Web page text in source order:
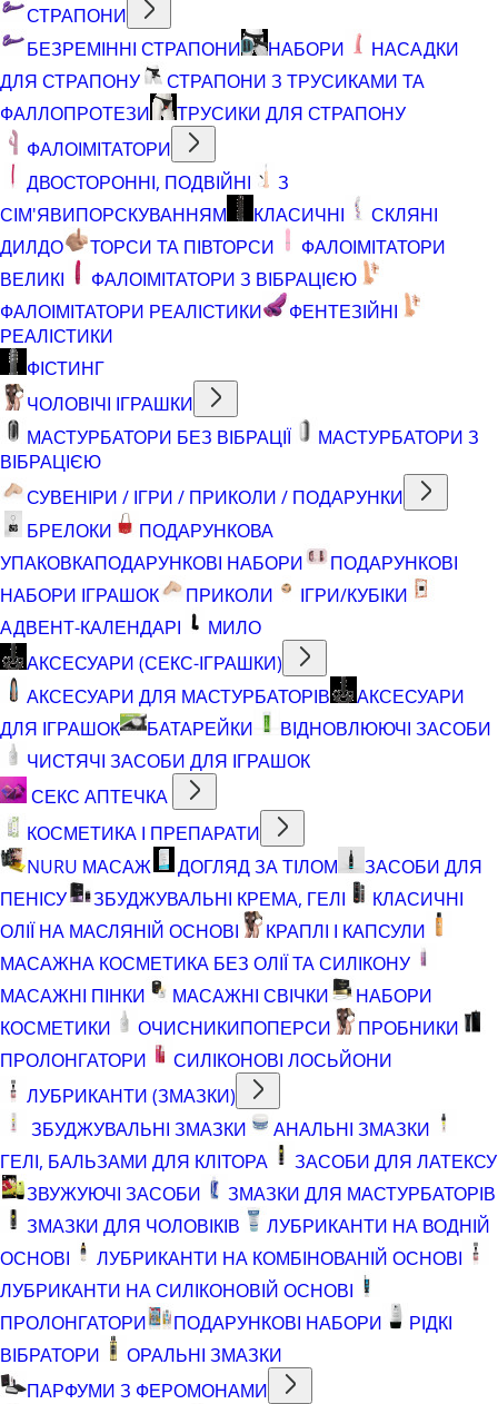
СТРАПОНИ
БЕЗРЕМІННІ СТРАПОНИ
НАБОРИ
НАСАДКИ
ДЛЯ СТРАПОНУ
СТРАПОНИ З ТРУСИКАМИ ТА
ФАЛЛОПРОТЕЗИ
ТРУСИКИ ДЛЯ СТРАПОНУ
ФАЛОІМІТАТОРИ
ДВОСТОРОННІ, ПОДВІЙНІ
З
СІМ'ЯВИПОРСКУВАННЯМ
КЛАСИЧНІ
СКЛЯНІ
ДИЛДО
ТОРСИ ТА ПІВТОРСИ
ФАЛОІМІТАТОРИ
ВЕЛИКІ
ФАЛОІМІТАТОРИ З ВІБРАЦІЄЮ
ФАЛОІМІТАТОРИ РЕАЛІСТИКИ
ФЕНТЕЗІЙНІ
РЕАЛІСТИКИ
ФІСТИНГ
ЧОЛОВІЧІ ІГРАШКИ
МАСТУРБАТОРИ БЕЗ ВІБРАЦІЇ
МАСТУРБАТОРИ З
ВІБРАЦІЄЮ
СУВЕНІРИ / ІГРИ / ПРИКОЛИ / ПОДАРУНКИ
БРЕЛОКИ
ПОДАРУНКОВА
УПАКОВКАПОДАРУНКОВІ НАБОРИ
ПОДАРУНКОВІ
НАБОРИ ІГРАШОК
ПРИКОЛИ
ІГРИ/КУБІКИ
АДВЕНТ-КАЛЕНДАРІ
МИЛО
АКСЕСУАРИ (СЕКС-ІГРАШКИ)
АКСЕСУАРИ ДЛЯ МАСТУРБАТОРІВ
АКСЕСУАРИ
ДЛЯ ІГРАШОК
БАТАРЕЙКИ
ВІДНОВЛЮЮЧІ ЗАСОБИ
ЧИСТЯЧІ ЗАСОБИ ДЛЯ ІГРАШОК
СЕКС АПТЕЧКА
КОСМЕТИКА І ПРЕПАРАТИ
NURU МАСАЖ
ДОГЛЯД ЗА ТІЛОМ
ЗАСОБИ ДЛЯ
ПЕНІСУ
ЗБУДЖУВАЛЬНІ КРЕМА, ГЕЛІ
КЛАСИЧНІ
ОЛІЇ НА МАСЛЯНІЙ ОСНОВІ
КРАПЛІ І КАПСУЛИ
МАСАЖНА КОСМЕТИКА БЕЗ ОЛІЇ ТА СИЛІКОНУ
МАСАЖНІ ПІНКИ
МАСАЖНІ СВІЧКИ
НАБОРИ
КОСМЕТИКИ
ОЧИСНИКИПОПЕРСИ
ПРОБНИКИ
ПРОЛОНГАТОРИ
СИЛІКОНОВІ ЛОСЬЙОНИ
ЛУБРИКАНТИ (ЗМАЗКИ)
ЗБУДЖУВАЛЬНІ ЗМАЗКИ
АНАЛЬНІ ЗМАЗКИ
ГЕЛІ, БАЛЬЗАМИ ДЛЯ КЛІТОРА
ЗАСОБИ ДЛЯ ЛАТЕКСУ
ЗВУЖУЮЧІ ЗАСОБИ
ЗМАЗКИ ДЛЯ МАСТУРБАТОРІВ
ЗМАЗКИ ДЛЯ ЧОЛОВІКІВ
ЛУБРИКАНТИ НА ВОДНІЙ
ОСНОВІ
ЛУБРИКАНТИ НА КОМБІНОВАНІЙ ОСНОВІ
ЛУБРИКАНТИ НА СИЛІКОНОВІЙ ОСНОВІ
ПРОЛОНГАТОРИ
ПОДАРУНКОВІ НАБОРИ
РІДКІ
ВІБРАТОРИ
ОРАЛЬНІ ЗМАЗКИ
ПАРФУМИ З ФЕРОМОНАМИ